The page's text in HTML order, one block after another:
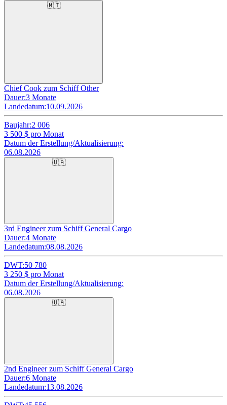
🇲🇹
Chief Cook zum Schiff Other
Dauer:3 Monate
Landedatum:10.09.2026
Baujahr:2 006
3 500 $ pro Monat
Datum der Erstellung/Aktualisierung:
06.08.2026
🇺🇦
3rd Engineer zum Schiff General Cargo
Dauer:4 Monate
Landedatum:08.08.2026
DWT:50 780
3 250 $ pro Monat
Datum der Erstellung/Aktualisierung:
06.08.2026
🇺🇦
2nd Engineer zum Schiff General Cargo
Dauer:6 Monate
Landedatum:13.08.2026